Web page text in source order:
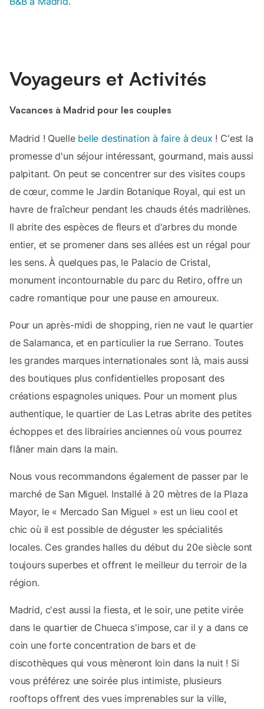
Voyageurs et Activités
Vacances à Madrid pour les couples
Madrid ! Quelle belle destination à faire à deux ! C'est la
promesse d'un séjour intéressant, gourmand, mais aussi
palpitant. On peut se concentrer sur des visites coups
de cœur, comme le Jardin Botanique Royal, qui est un
havre de fraîcheur pendant les chauds étés madrilènes.
Il abrite des espèces de fleurs et d'arbres du monde
entier, et se promener dans ses allées est un régal pour
les sens. À quelques pas, le Palacio de Cristal,
monument incontournable du parc du Retiro, offre un
cadre romantique pour une pause en amoureux.
Pour un après-midi de shopping, rien ne vaut le quartier
de Salamanca, et en particulier la rue Serrano. Toutes
les grandes marques internationales sont là, mais aussi
des boutiques plus confidentielles proposant des
créations espagnoles uniques. Pour un moment plus
authentique, le quartier de Las Letras abrite des petites
échoppes et des librairies anciennes où vous pourrez
flâner main dans la main.
Nous vous recommandons également de passer par le
marché de San Miguel. Installé à 20 mètres de la Plaza
Mayor, le « Mercado San Miguel » est un lieu cool et
chic où il est possible de déguster les spécialités
locales. Ces grandes halles du début du 20e siècle sont
toujours superbes et offrent le meilleur du terroir de la
région.
Madrid, c'est aussi la fiesta, et le soir, une petite virée
dans le quartier de Chueca s'impose, car il y a dans ce
coin une forte concentration de bars et de
discothèques qui vous mèneront loin dans la nuit ! Si
vous préférez une soirée plus intimiste, plusieurs
rooftops offrent des vues imprenables sur la ville,